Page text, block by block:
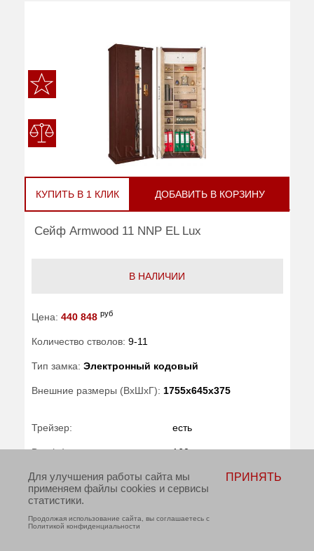
КУПИТЬ В 1 КЛИК ДОБАВИТЬ В КОРЗИНУ
Сейф Armwood 11 NNP EL Lux
В НАЛИЧИИ
Цена: 440 848 руб
Количество стволов: 9-11
Тип замка: Электронный кодовый
Внешние размеры (ВхШхГ): 1755x645x375
Трейзер: есть
Вес (кг) : 160
Гарантия: 5 лет
Производитель:
Для улучшения работы сайта мы
применяем файлы cookies и сервисы
статистики.
Продолжая использование сайта, вы соглашаетесь с
Политикой конфиденциальности
ПРИНЯТЬ